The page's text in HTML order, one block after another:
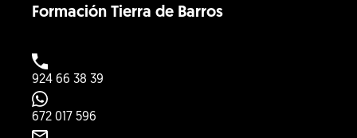
Formación Tierra de Barros
924 66 38 39
672 017 596